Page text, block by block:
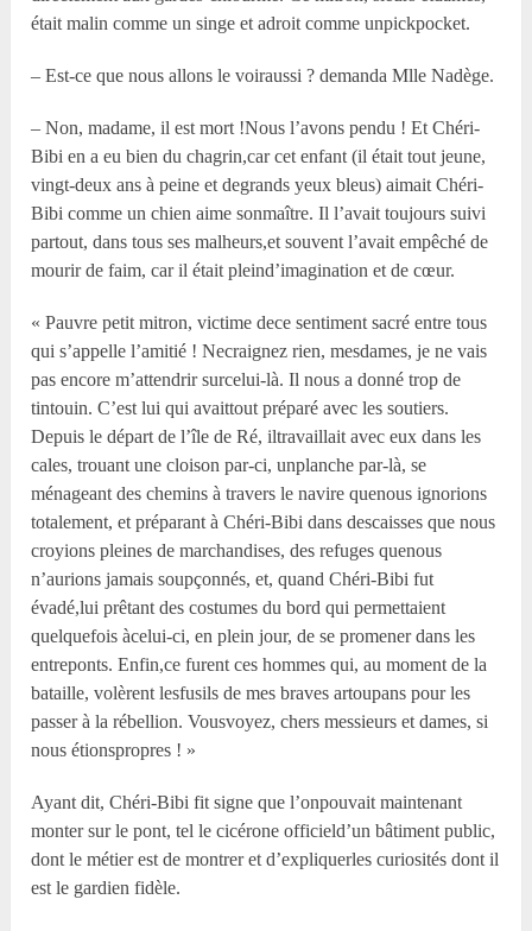
était malin comme un singe et adroit comme unpickpocket.
– Est-ce que nous allons le voiraussi ? demanda Mlle Nadège.
– Non, madame, il est mort !Nous l’avons pendu ! Et Chéri-
Bibi en a eu bien du chagrin,car cet enfant (il était tout jeune,
vingt-deux ans à peine et degrands yeux bleus) aimait Chéri-
Bibi comme un chien aime sonmaître. Il l’avait toujours suivi
partout, dans tous ses malheurs,et souvent l’avait empêché de
mourir de faim, car il était pleind’imagination et de cœur.
« Pauvre petit mitron, victime dece sentiment sacré entre tous
qui s’appelle l’amitié ! Necraignez rien, mesdames, je ne vais
pas encore m’attendrir surcelui-là. Il nous a donné trop de
tintouin. C’est lui qui avaittout préparé avec les soutiers.
Depuis le départ de l’île de Ré, iltravaillait avec eux dans les
cales, trouant une cloison par-ci, unplanche par-là, se
ménageant des chemins à travers le navire quenous ignorions
totalement, et préparant à Chéri-Bibi dans descaisses que nous
croyions pleines de marchandises, des refuges quenous
n’aurions jamais soupçonnés, et, quand Chéri-Bibi fut
évadé,lui prêtant des costumes du bord qui permettaient
quelquefois àcelui-ci, en plein jour, de se promener dans les
entreponts. Enfin,ce furent ces hommes qui, au moment de la
bataille, volèrent lesfusils de mes braves artoupans pour les
passer à la rébellion. Vousvoyez, chers messieurs et dames, si
nous étionspropres ! »
Ayant dit, Chéri-Bibi fit signe que l’onpouvait maintenant
monter sur le pont, tel le cicérone officield’un bâtiment public,
dont le métier est de montrer et d’expliquerles curiosités dont il
est le gardien fidèle.